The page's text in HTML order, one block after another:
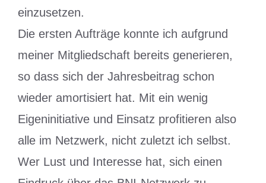
einzusetzen.
Die ersten Aufträge konnte ich aufgrund
meiner Mitgliedschaft bereits generieren,
so dass sich der Jahresbeitrag schon
wieder amortisiert hat. Mit ein wenig
Eigeninitiative und Einsatz profitieren also
alle im Netzwerk, nicht zuletzt ich selbst.
Wer Lust und Interesse hat, sich einen